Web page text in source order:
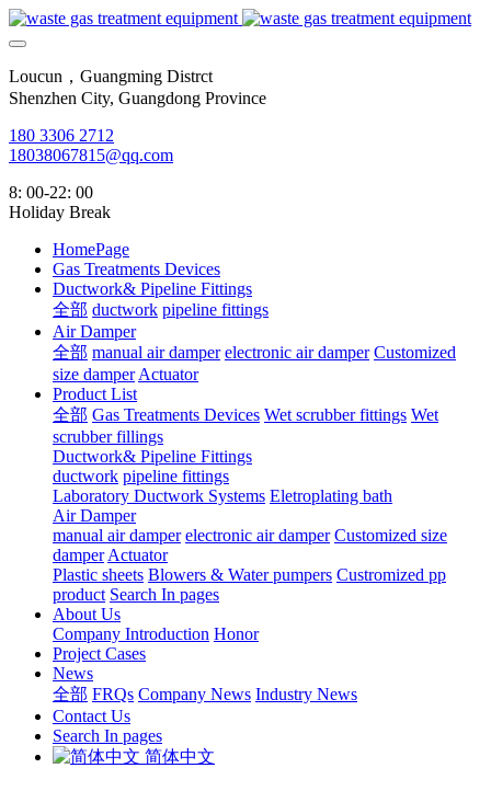
Loucun，Guangming Distrct
Shenzhen City, Guangdong Province
180 3306 2712
18038067815@qq.com
8: 00-22: 00
Holiday Break
HomePage
Gas Treatments Devices
Ductwork& Pipeline Fittings
全部 ductwork pipeline fittings
Air Damper
全部 manual air damper electronic air damper Customized
size damper Actuator
Product List
全部 Gas Treatments Devices Wet scrubber fittings Wet
scrubber fillings
Ductwork& Pipeline Fittings
ductwork pipeline fittings
Laboratory Ductwork Systems Eletroplating bath
Air Damper
manual air damper electronic air damper Customized size
damper Actuator
Plastic sheets Blowers & Water pumpers Custromized pp
product Search In pages
About Us
Company Introduction Honor
Project Cases
News
全部 FRQs Company News Industry News
Contact Us
Search In pages
简体中文